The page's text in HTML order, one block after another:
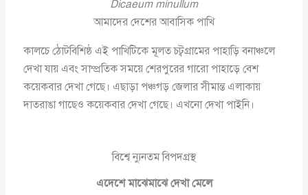
Dicaeum minullum
আমাদের দেশের আবাসিক পাখি
কালচে ঠোটবিশিষ্ঠ এই পাখিটিকে মূলত চট্বগ্রামের পাহাড়ি বনাঞ্চলে
দেখা যায় এবং সাম্প্রতিক সময়ে শেরপুরের গারো পাহাড়ে বেশ
কয়েকবার দেখা গেছে। এছাড়া পঞ্চগড় জেলার সীমান্ত এলাকায়
দাতরাঙা গাছেও কয়েকবার দেখা গেছে। এখনো দেখা পাইনি।
বিশ্বে ন্যুনতম বিপদগ্রস্থ
এদেশে মাঝেমাঝে দেখা মেলে